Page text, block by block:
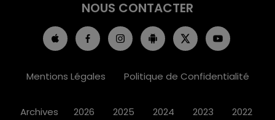
NOUS CONTACTER
Mentions Légales Politique de Confidentialité
Archives 2026 2025 2024 2023 2022